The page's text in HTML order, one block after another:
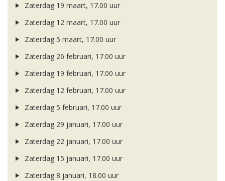
Zaterdag 19 maart, 17.00 uur
Zaterdag 12 maart, 17.00 uur
Zaterdag 5 maart, 17.00 uur
Zaterdag 26 februari, 17.00 uur
Zaterdag 19 februari, 17.00 uur
Zaterdag 12 februari, 17.00 uur
Zaterdag 5 februari, 17.00 uur
Zaterdag 29 januari, 17.00 uur
Zaterdag 22 januari, 17.00 uur
Zaterdag 15 januari, 17.00 uur
Zaterdag 8 januari, 18.00 uur